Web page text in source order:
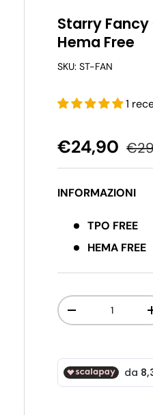
Starry
Hema Free
SKU: ST-FAN
1
Prezzo di
€24,90
INFORMAZIONI
TPO FREE
HEMA FREE
Q.tà
Diminuire la